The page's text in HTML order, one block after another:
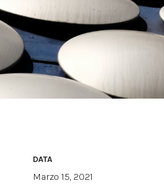
DATA
Marzo 15, 2021